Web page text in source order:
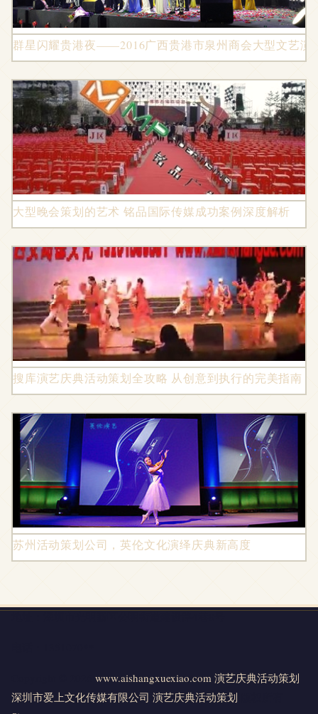
群星闪耀贵港夜——2016广西贵港市泉州商会大型文艺演
大型晚会策划的艺术 铭品国际传媒成功案例深度解析
搜库演艺庆典活动策划全攻略 从创意到执行的完美指南
苏州活动策划公司，英伦文化演绎庆典新高度
www.aishangxuexiao.com 演艺庆典活动策划
深圳市爱上文化传媒有限公司 演艺庆典活动策划